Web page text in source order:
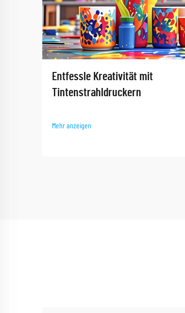
Entfessle Kreativität mit
Tintenstrahldruckern
Mehr anzeigen